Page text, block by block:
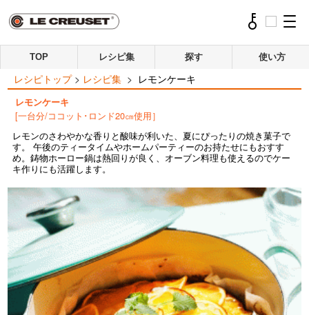
TOP レシピ集 探す 使い方
レシピトップ > レシピ集 > レモンケーキ
レモンケーキ
[一台分/ココット･ロンド20㎝使用］
レモンのさわやかな香りと酸味が利いた、夏にぴったりの焼き菓子で
す。 午後のティータイムやホームパーティーのお持たせにもおすす
め。鋳物ホーロー鍋は熱回りが良く、オーブン料理も使えるのでケー
キ作りにも活躍します。